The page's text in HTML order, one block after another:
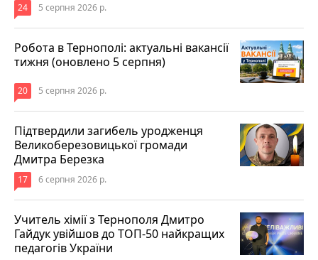
24 5 серпня 2026 р.
Робота в Тернополі: актуальні вакансії
тижня (оновлено 5 серпня)
20 5 серпня 2026 р.
Підтвердили загибель уродженця
Великоберезовицької громади
Дмитра Березка
17 6 серпня 2026 р.
Учитель хімії з Тернополя Дмитро
Гайдук увійшов до ТОП-50 найкращих
педагогів України